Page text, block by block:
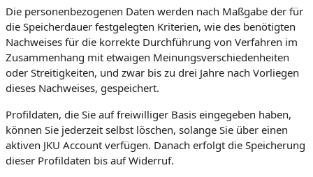
Die personenbezogenen Daten werden nach Maßgabe der für
die Speicherdauer festgelegten Kriterien, wie des benötigten
Nachweises für die korrekte Durchführung von Verfahren im
Zusammenhang mit etwaigen Meinungsverschiedenheiten
oder Streitigkeiten, und zwar bis zu drei Jahre nach Vorliegen
dieses Nachweises, gespeichert.
Profildaten, die Sie auf freiwilliger Basis eingegeben haben,
können Sie jederzeit selbst löschen, solange Sie über einen
aktiven JKU Account verfügen. Danach erfolgt die Speicherung
dieser Profildaten bis auf Widerruf.